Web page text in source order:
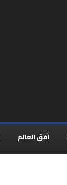
أفق العالم